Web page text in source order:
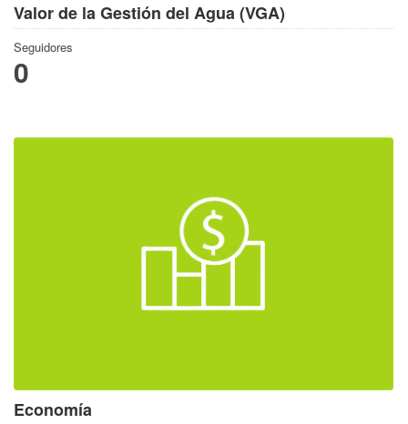
Valor de la Gestión del Agua (VGA)
Seguidores
0
Economía